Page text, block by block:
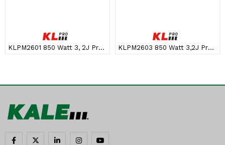
KLPM2601 850 Watt 3, 2J Profesyonel SDS-Plus Kırıcı/Delici KLPM2603 850 Watt 3,2J Profesyonel SDS-Plus Çift Mandren Kırıcı/Delici